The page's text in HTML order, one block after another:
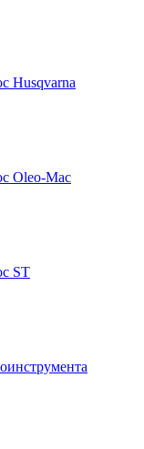
Husqvarna
Oleo-Mac
ST